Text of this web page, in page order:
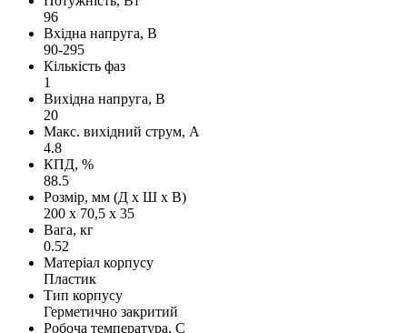
96
Вхідна напруга, В
90-295
Кількість фаз
1
Вихідна напруга, В
20
Макс. вихідний струм, А
4.8
КПД, %
88.5
Розмір, мм (Д х Ш х В)
200 х 70,5 х 35
Вага, кг
0.52
Матеріал корпусу
Пластик
Тип корпусу
Герметично закритий
Робоча температура, С